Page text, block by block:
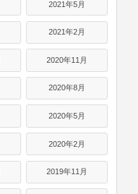
2021年5月
2021年2月
2020年11月
2020年8月
2020年5月
2020年2月
2019年11月